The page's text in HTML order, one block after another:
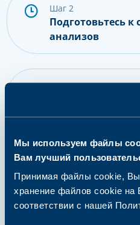
Мы используем файлы
Вам лучший
Принимая файлы cookie, Вы
хранение файлов cookie на
соответствии с нашей
шаг 2
Подготовьтесь к
анализов
шаг 4
Получение
дальнейшие